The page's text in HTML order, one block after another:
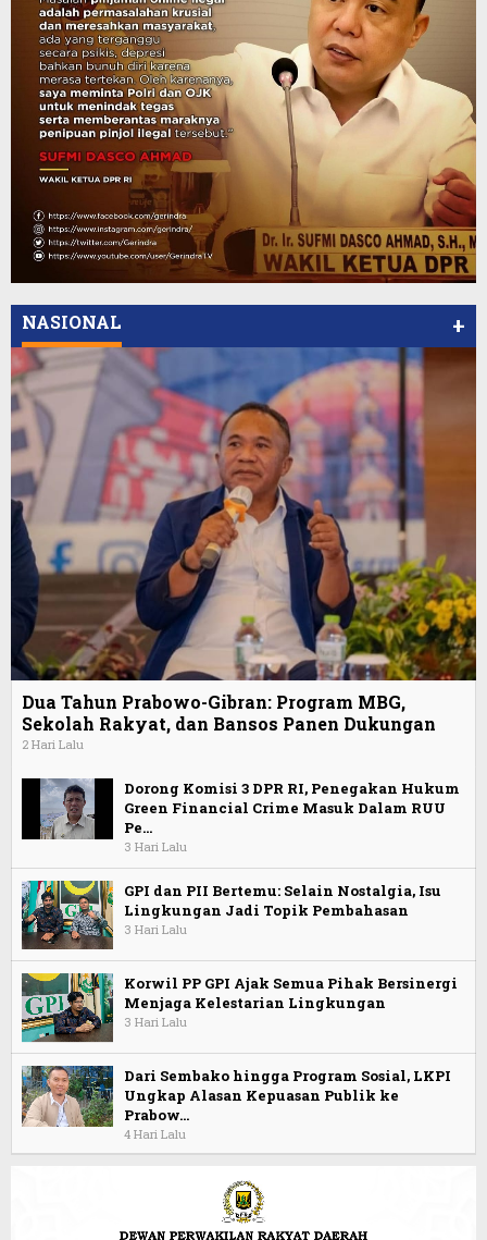
NASIONAL +
Dua Tahun Prabowo-Gibran: Program MBG,
Sekolah Rakyat, dan Bansos Panen Dukungan
2 Hari Lalu
Dorong Komisi 3 DPR RI, Penegakan Hukum
Green Financial Crime Masuk Dalam RUU
Pe…
3 Hari Lalu
GPI dan PII Bertemu: Selain Nostalgia, Isu
Lingkungan Jadi Topik Pembahasan
3 Hari Lalu
Korwil PP GPI Ajak Semua Pihak Bersinergi
Menjaga Kelestarian Lingkungan
3 Hari Lalu
Dari Sembako hingga Program Sosial, LKPI
Ungkap Alasan Kepuasan Publik ke
Prabow…
4 Hari Lalu